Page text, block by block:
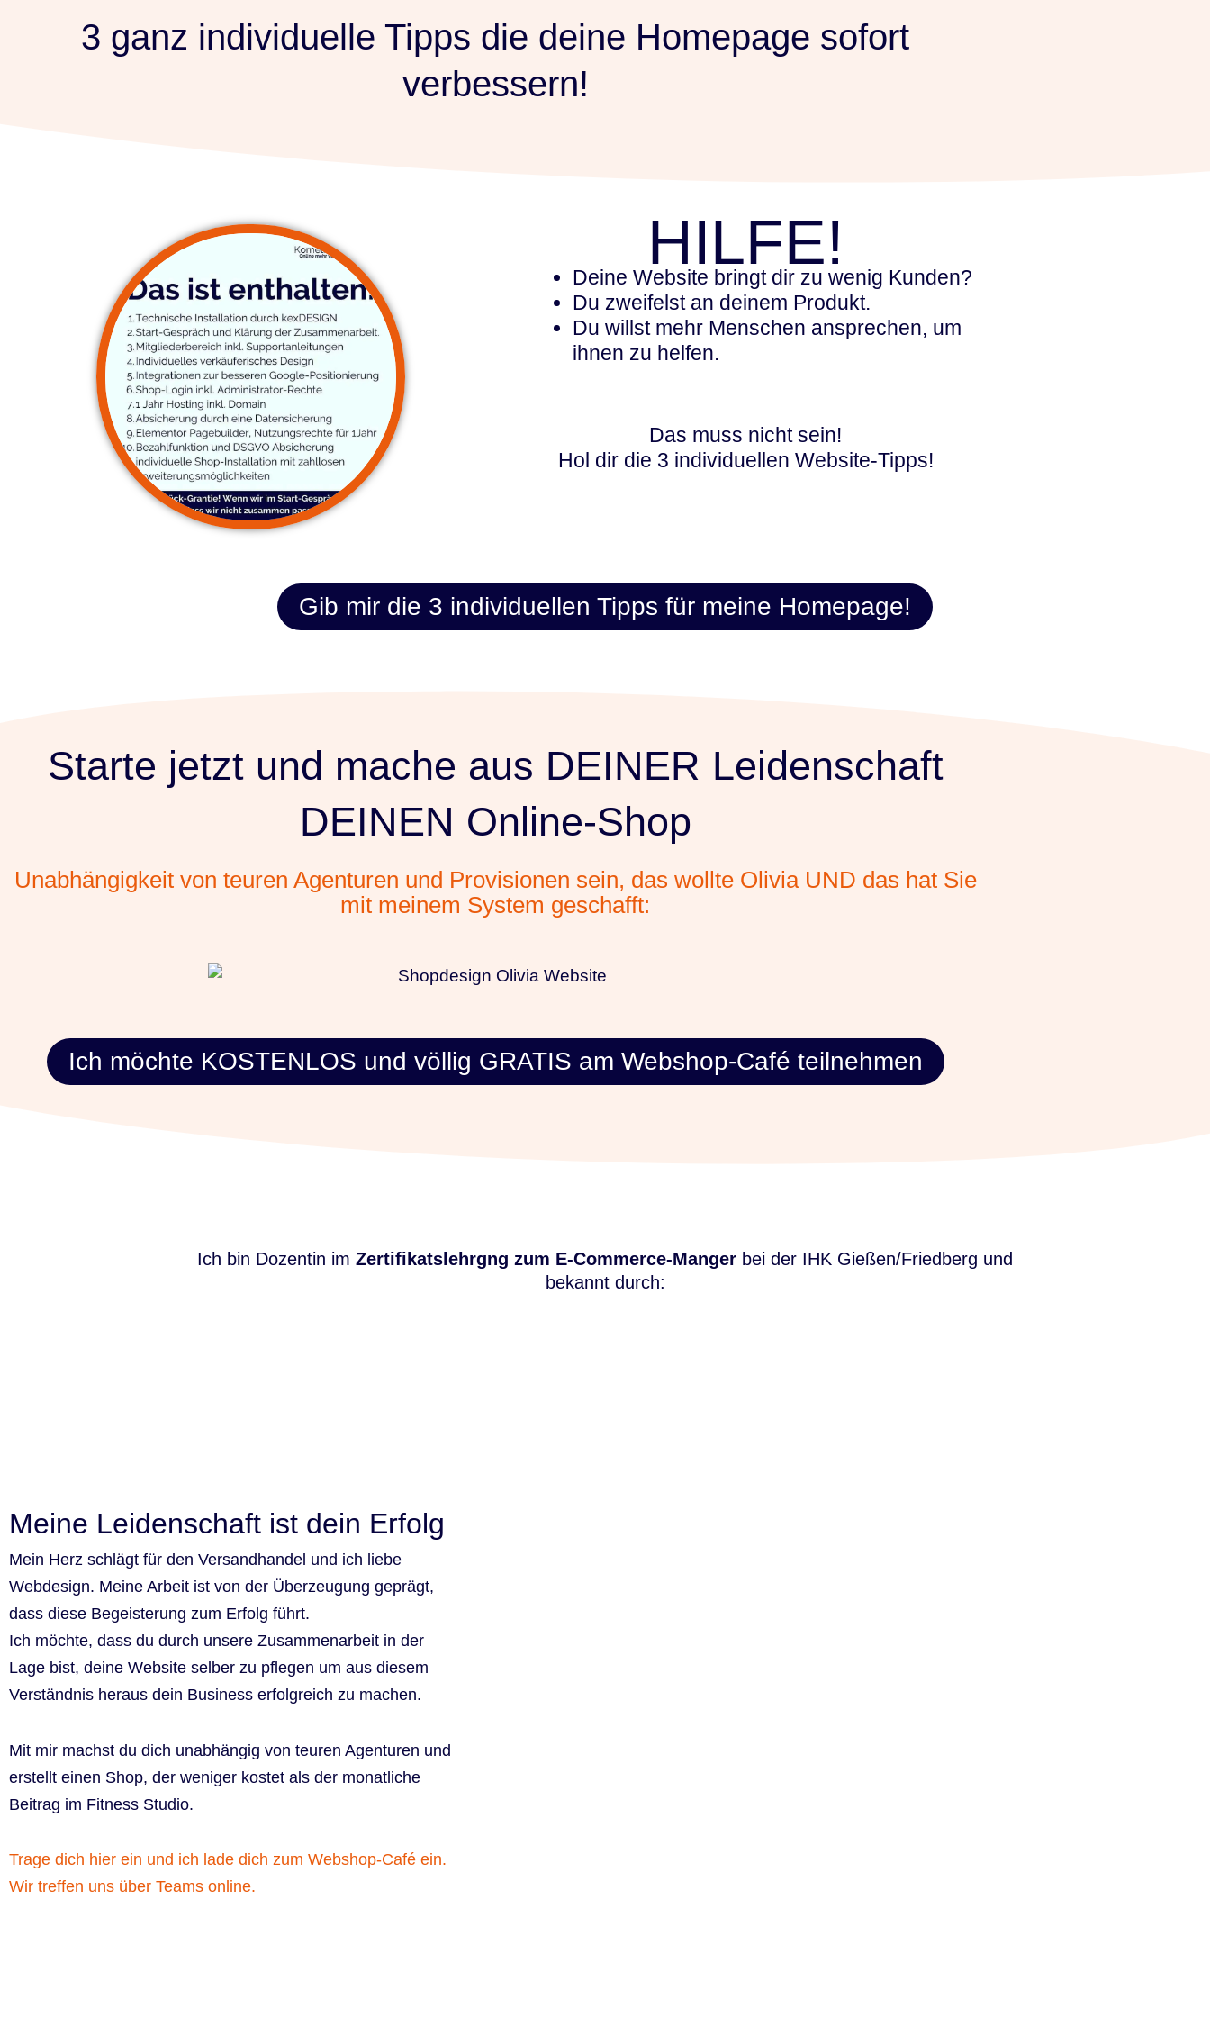
3 ganz individuelle Tipps die deine Homepage sofort
verbessern!
HILFE!
Deine Website bringt dir zu wenig Kunden?
Du zweifelst an deinem Produkt.
Du willst mehr Menschen ansprechen, um
ihnen zu helfen.
Das muss nicht sein!
Hol dir die 3 individuellen Website-Tipps!
Gib mir die 3 individuellen Tipps für meine Homepage!
Starte jetzt und mache aus DEINER Leidenschaft
DEINEN Online-Shop
Unabhängigkeit von teuren Agenturen und Provisionen sein, das wollte Olivia UND das hat Sie
mit meinem System geschafft:​
Ich möchte KOSTENLOS und völlig GRATIS am Webshop-Café teilnehmen
Ich bin Dozentin im Zertifikatslehrgng zum E-Commerce-Manger bei der IHK Gießen/Friedberg und
bekannt durch:
Meine Leidenschaft ist dein Erfolg
Mein Herz schlägt für den Versandhandel und ich liebe
Webdesign. Meine Arbeit ist von der Überzeugung geprägt,
dass diese Begeisterung zum Erfolg führt.
Ich möchte, dass du durch unsere Zusammenarbeit in der
Lage bist, deine Website selber zu pflegen um aus diesem
Verständnis heraus dein Business erfolgreich zu machen.
Mit mir machst du dich unabhängig von teuren Agenturen und
erstellt einen Shop, der weniger kostet als der monatliche
Beitrag im Fitness Studio.
Trage dich hier ein und ich lade dich zum Webshop-Café ein.
Wir treffen uns über Teams online.